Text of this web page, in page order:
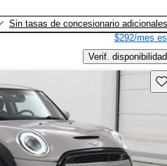
Sin tasas de concesionario adicionales
$292/mes
Verif. disponibilidad